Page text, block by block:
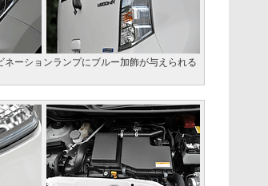
ネーションランプにブルー加飾が与えられる